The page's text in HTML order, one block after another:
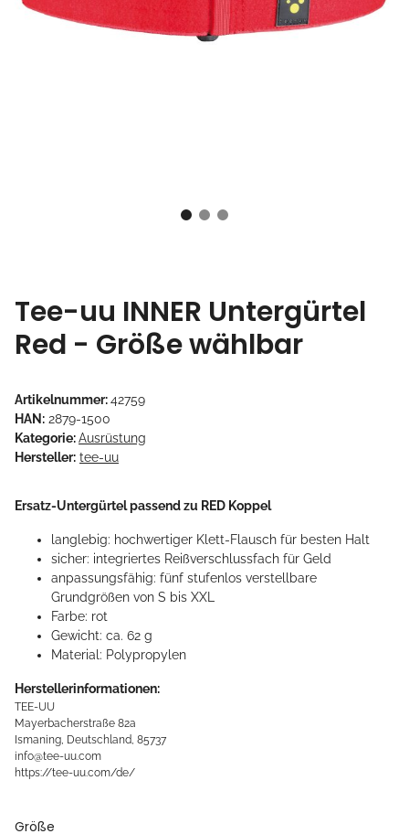
Tee-uu INNER Untergürtel
Red - Größe wählbar
Artikelnummer:42759
HAN: 2879-1500
Kategorie:Ausrüstung
Hersteller: tee-uu
Ersatz-Untergürtel passend zu RED Koppel
langlebig: hochwertiger Klett-Flausch für besten Halt
sicher: integriertes Reißverschlussfach für Geld
anpassungsfähig: fünf stufenlos verstellbare
Grundgrößen von S bis XXL
Farbe: rot
Gewicht: ca. 62 g
Material: Polypropylen
Herstellerinformationen:
TEE-UU
Mayerbacherstraße 82a
Ismaning, Deutschland, 85737
info@tee-uu.com
https://tee-uu.com/de/
Größe